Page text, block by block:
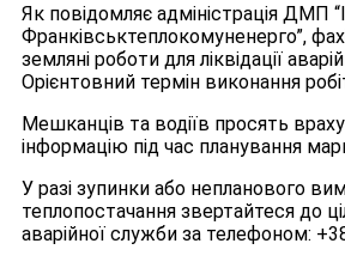
Як повідомляє адміністрація ДМП
Франківськтеплокомуненерго”,
земляні роботи для ліквідації
Орієнтовний термін виконання
Мешканців та водіїв просять
інформацію під час планування
У разі зупинки або непланового
теплопостачання звертайтеся до
аварійної служби за телефоном: